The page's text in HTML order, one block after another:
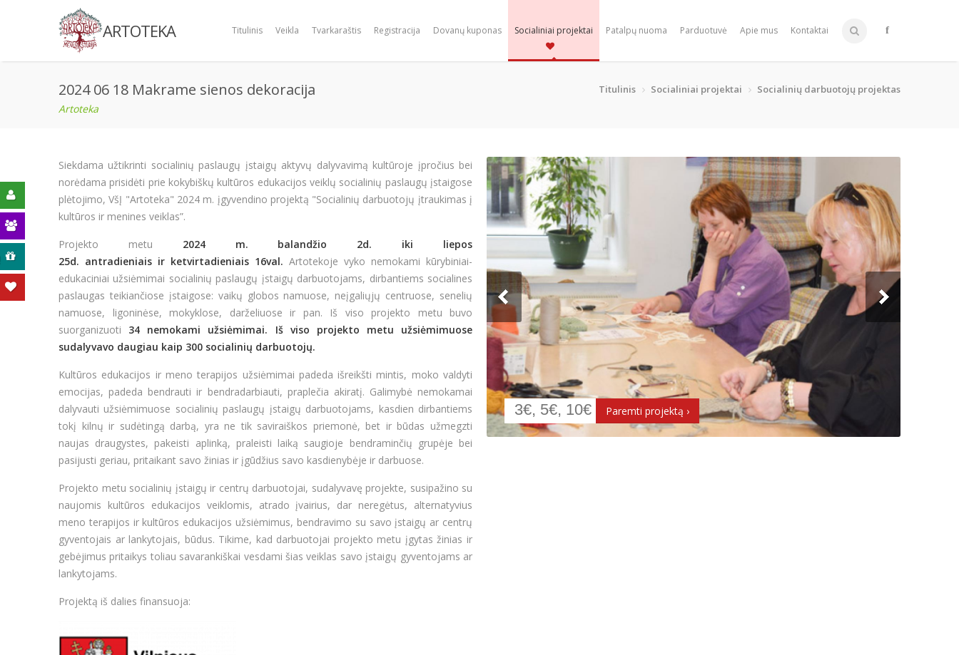
ARTOTEKA Titulinis Veikla Tvarkaraštis Registracija Dovanų kuponas Socialiniai projektai Patalpų nuoma Parduotuvė Apie mus Kontaktai
2024 06 18 Makrame sienos dekoracija
Artoteka
Titulinis Socialiniai projektai Socialinių darbuotojų projektas
Siekdama užtikrinti socialinių paslaugų įstaigų aktyvų dalyvavimą kultūroje įpročius bei
norėdama prisidėti prie kokybiškų kultūros edukacijos veiklų socialinių paslaugų įstaigose
plėtojimo, VšĮ "Artoteka" 2024 m. įgyvendino projektą "Socialinių darbuotojų įtraukimas į
kultūros ir menines veiklas”.
Projekto metu 2024 m.
balandžio 2d. iki liepos
25d. antradieniais ir ketvirtadieniais 16val. Artotekoje vyko nemokami kūrybiniai-
edukaciniai užsiėmimai socialinių paslaugų įstaigų darbuotojams, dirbantiems socialines
paslaugas teikiančiose įstaigose: vaikų globos namuose, neįgaliųjų centruose, senelių
namuose, ligoninėse, mokyklose, darželiuose ir pan. Iš viso projekto metu buvo
suorganizuoti 34 nemokami užsiėmimai. Iš viso projekto metu užsiėmimuose
sudalyvavo daugiau kaip 300 socialinių darbuotojų.
Kultūros edukacijos ir meno terapijos užsiėmimai padeda išreikšti mintis, moko valdyti
emocijas, padeda bendrauti ir bendradarbiauti, praplečia akiratį. Galimybė nemokamai
dalyvauti užsiėmimuose socialinių paslaugų įstaigų darbuotojams, kasdien dirbantiems
tokį kilnų ir sudėtingą darbą, yra ne tik saviraiškos priemonė, bet ir būdas užmegzti
naujas draugystes, pakeisti aplinką, praleisti laiką saugioje bendraminčių grupėje bei
pasijusti geriau, pritaikant savo žinias ir įgūdžius savo kasdienybėje ir darbuose.
Projekto metu socialinių įstaigų ir centrų darbuotojai, sudalyvavę projekte, susipažino su
naujomis kultūros edukacijos veiklomis, atrado įvairius, dar neregėtus, alternatyvius
meno terapijos ir kultūros edukacijos užsiėmimus, bendravimo su savo įstaigų ar centrų
gyventojais ar lankytojais, būdus. Tikime, kad darbuotojai projekto metu įgytas žinias ir
gebėjimus pritaikys toliau savarankiškai vesdami šias veiklas savo įstaigų gyventojams ar
lankytojams.
Projektą iš dalies finansuoja: